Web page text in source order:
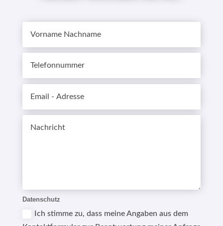
Datenschutz
Ich stimme zu, dass meine Angaben aus dem